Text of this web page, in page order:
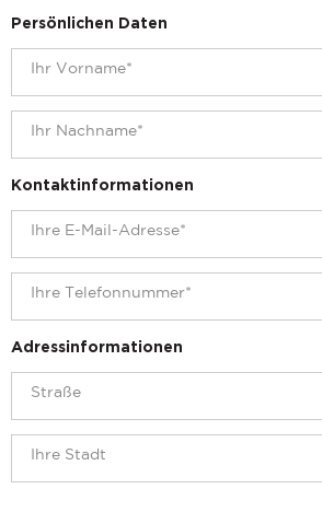
Persönlichen Daten
Kontaktinformationen
Adressinformationen